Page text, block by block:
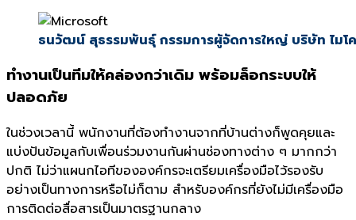
ธนวัฒน์ สุธรรมพันธุ์ กรรมการผู้จัดการใหญ่ บริษัท ไมโ
ทำงานเป็นทีมให้คล่องกว่าเดิม พร้อมล็อกระบบให้
ปลอดภัย
ในช่วงเวลานี้ พนักงานที่ต้องทำงานจากที่บ้านต่างก็พูดคุยและ
แบ่งปันข้อมูลกับเพื่อนร่วมงานกันผ่านช่องทางต่าง ๆ มากกว่า
ปกติ ไม่ว่าแผนกไอทีขององค์กรจะเตรียมเครื่องมือไว้รองรับ
อย่างเป็นทางการหรือไม่ก็ตาม สำหรับองค์กรที่ยังไม่มีเครื่องมือ
การติดต่อสื่อสารเป็นมาตรฐานกลาง